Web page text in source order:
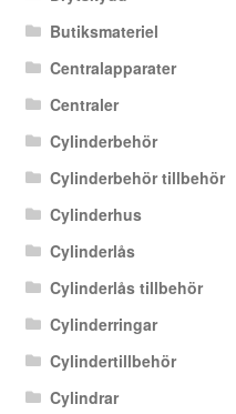
Butiksmateriel
Centralapparater
Centraler
Cylinderbehör
Cylinderbehör tillbehör
Cylinderhus
Cylinderlås
Cylinderlås tillbehör
Cylinderringar
Cylindertillbehör
Cylindrar